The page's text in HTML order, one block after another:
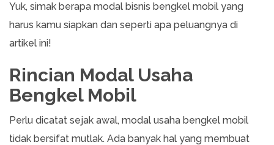
Yuk, simak berapa modal bisnis bengkel mobil yang
harus kamu siapkan dan seperti apa peluangnya di
artikel ini!
Rincian Modal Usaha
Bengkel Mobil
Perlu dicatat sejak awal, modal usaha bengkel mobil
tidak bersifat mutlak. Ada banyak hal yang membuat